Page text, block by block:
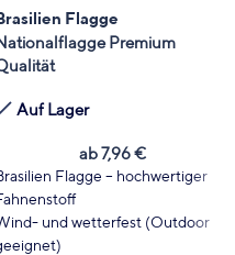
Flagge
Premium
Auf Lager
ab7,96€
Flagge – hochwertiger
und wetterfest (Outdoor